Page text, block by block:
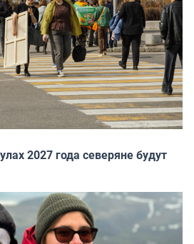
2027 года северяне будут